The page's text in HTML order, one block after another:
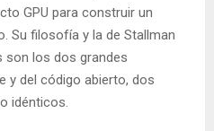
GPU para construir un
Su filosofía y la de Stallman
son los dos grandes
y del código abierto, dos
idénticos.